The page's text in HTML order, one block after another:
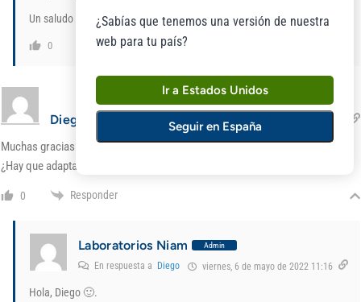
Un saludo y esperamos que la dieta te ayude a sentirte mejor 🤗.
0 Responder
Diego miércoles, 4 de mayo de 2022 12:50
Muchas gracias por la dieta, ¿Puede ser hecha por mujeres y por hombres?
¿Hay que adaptar contidades?
0 Responder
Laboratorios Niam Admin
En respuesta a Diego viernes, 6 de mayo de 2022 11:16
Hola, Diego 🙂.
¿Sabías que tenemos una versión de nuestra
web para tu país?
Ir a Estados Unidos
Seguir en España